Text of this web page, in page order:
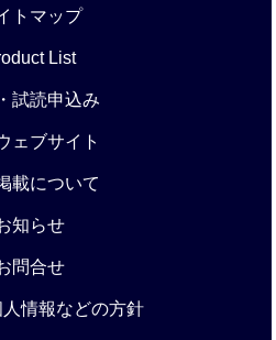
トマップ
List
試読申込み
ェブサイト
載について
知らせ
問合せ
情報などの方針